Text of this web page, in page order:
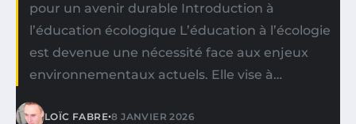
pour un avenir durable Introduction à
l’éducation écologique L’éducation à l’écologie
est devenue une nécessité face aux enjeux
environnementaux actuels. Elle vise à…
LOÏC FABRE•8 JANVIER 2026